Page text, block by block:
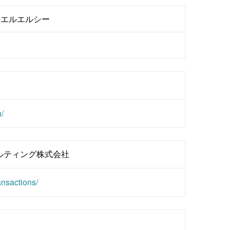
ルエルシー
ィング株式会社